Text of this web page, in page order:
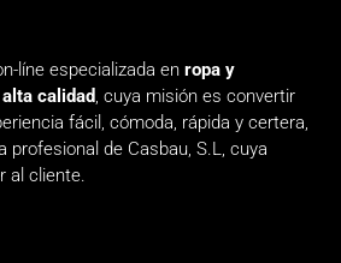
líne especializada enropa y
calidad, cuya misión es convertir
fácil, cómoda, rápida y certera,
profesional de Casbau, S.L, cuya
al cliente.